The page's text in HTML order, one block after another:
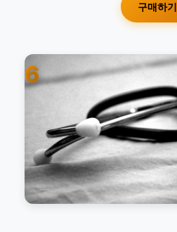
구매하기
6